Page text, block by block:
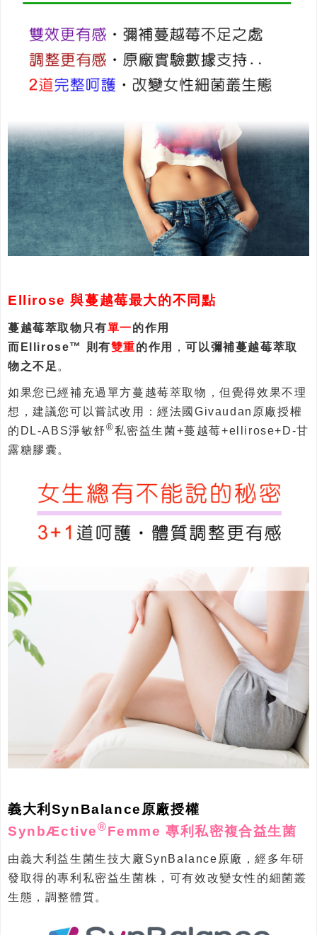
Ellirose 與蔓越莓最大的不同點
蔓越莓萃取物只有單一的作用
而Ellirose™ 則有雙重的作用 ，可以彌補蔓越莓萃取
物之不足 。
如果您已經補充過單方蔓越莓萃取物，但覺得效果不理
想，建議您可以嘗試改用：經法國Givaudan原廠授權
的DL-ABS淨敏舒 ®私密益生菌+蔓越莓+ellirose+D-甘
露糖膠囊。
義大利SynBalance原廠授權
SynbÆctive®Femme 專利私密複合益生菌
由義大利益生菌生技大廠SynBalance原廠，經多年研
發取得的專利私密益生菌株，可有效改變女性的細菌叢
生態，調整體質。